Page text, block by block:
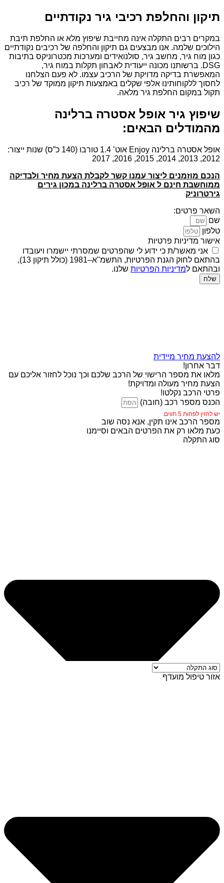
תיקון והחלפת רכיבי גיר נקודתיים
במקרים רבים התקלה אינה מחייבת שיפוץ מלא או החלפת תיבת
הילוכים שלמה. אנו מבצעים גם תיקון והחלפה של רכיבים נקודתיים
כגון מוח גיר, מחשב גיר, סולנואידים ומערכות מכטרוניקס בתיבות
DSG. ברשותנו מכונה ייעודית לאבחון תקלות במוח גיר,
המאפשרת בדיקה מדויקת של הרכיב עצמו. לא פעם הצלחנו
לחסוך ללקוחותינו אלפי שקלים באמצעות תיקון ממוקד של רכיב
תקול במקום החלפת גיר מלאה.
שיפוץ גיר אופל אסטרה ברלינה
מהמודלים הבאים:
אופל אסטרה ברלינה Enjoy אוט’ 1.4 טורבו (140 כ”ס) שנות ייצור:
2012, 2013, 2014, 2015, 2016, 2017
הנכם מוזמנים ליצור עמנו קשר לקבלת הצעת מחיר ולבדיקה
ממוחשבת חינם ל אופל אסטרה ברלינה במכון גירים
גירטרוניק
השאר פרטים:
שם
טלפון
אישור מדיניות פרטיות
אני מאשר/ת כי ידוע לי שהפרטים שמסרתי יישמרו ויעובדו
בהתאם לחוק הגנת הפרטיות, התשמ"א–1981 (כולל תיקון 13),
ובהתאם למדיניות הפרטיות שלנו.
שלח
להצעת מחיר מיידית
דבר אחרון!
מלאו את מספר הרישוי של הרכב שלכם וכך נוכל לחזור אליכם עם
הצעת מחיר מעולה ומדויקת!
פרטי הרכב נקלטו!
הכנס מספר רכב (חובה)
יש להזין לפחות 5 תווים.
מספר הרכב אינו תקין, אנא נסה שוב
כעת מלאו רק את הפרטים הבאים וסיימנו
סוג התקלה
אזור טיפול מועדף